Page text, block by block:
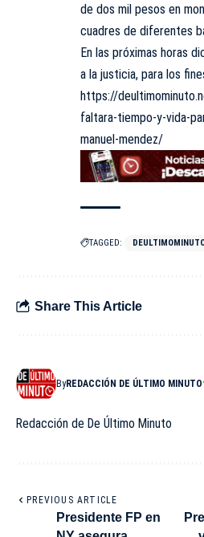
de dos mil pesos en
cuadres de diferentes
En las próximas horas
a la justicia, para los
https://
faltara-tiempo-y-vida-
manuel-mendez/
TAGGED:
Share This Article
ByREDACCIÓN DE ÚLTIMO MINUTO
Redacción de De Último Minuto
PREVIOUS ARTICLE
Presidente FP en